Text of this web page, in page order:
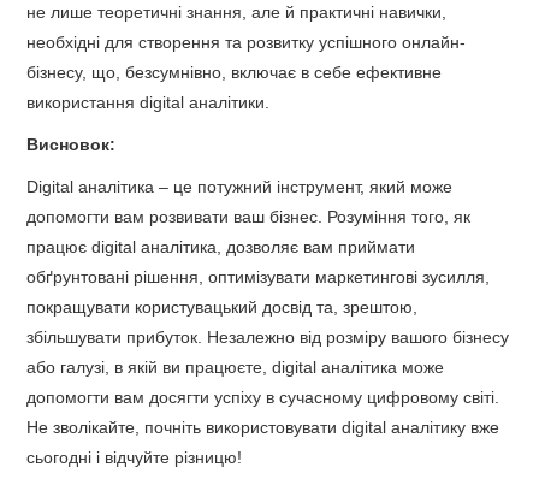
не лише теоретичні знання, але й практичні навички,
необхідні для створення та розвитку успішного онлайн-
бізнесу, що, безсумнівно, включає в себе ефективне
використання digital аналітики.
Висновок:
Digital аналітика – це потужний інструмент, який може
допомогти вам розвивати ваш бізнес. Розуміння того, як
працює digital аналітика, дозволяє вам приймати
обґрунтовані рішення, оптимізувати маркетингові зусилля,
покращувати користувацький досвід та, зрештою,
збільшувати прибуток. Незалежно від розміру вашого бізнесу
або галузі, в якій ви працюєте, digital аналітика може
допомогти вам досягти успіху в сучасному цифровому світі.
Не зволікайте, почніть використовувати digital аналітику вже
сьогодні і відчуйте різницю!